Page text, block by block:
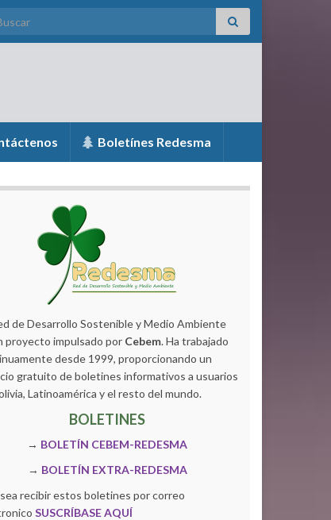
for:
Boletínes Redesma
de Desarrollo Sostenible y Medio Ambiente
proyecto impulsado por Cebem. Ha trabajado
desde 1999, proporcionando un
gratuito de boletines informativos a usuarios
Latinoamérica y el resto del mundo.
BOLETINES
→ BOLETÍN CEBEM-REDESMA
→ BOLETÍN EXTRA-REDESMA
recibir estos boletines por correo
SUSCRÍBASE AQUÍ